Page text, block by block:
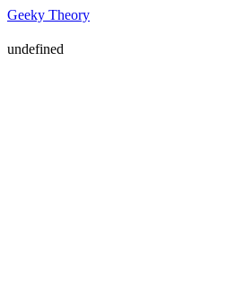
Geeky Theory
undefined